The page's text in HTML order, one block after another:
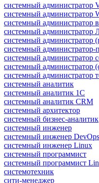
системный администратор
системный администратор
системный администратор
системный администратор
системный администратор
системный администратор-
системный администратор
системный администратор
системный администратор
системный аналитик
системный аналитик 1С
системный аналитик CRM
системный архитектор
системный бизнес-аналитик
системный инженер
системный инженер DevOps
системный инженер Linux
системный программист
системный программист
системотехник
сити-менеджер